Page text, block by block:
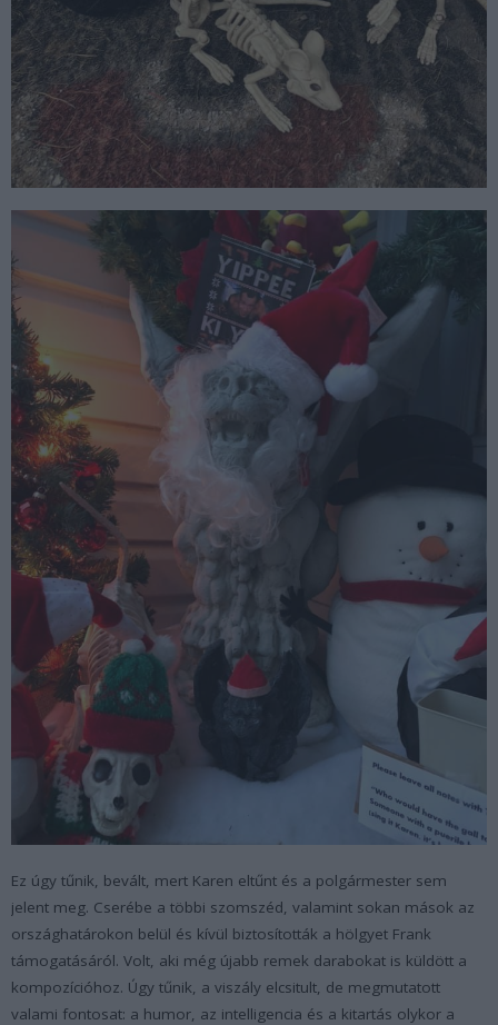
Ez úgy tűnik, bevált, mert Karen eltűnt és a polgármester sem
jelent meg. Cserébe a többi szomszéd, valamint sokan mások az
országhatárokon belül és kívül biztosították a hölgyet Frank
támogatásáról. Volt, aki még újabb remek darabokat is küldött a
kompozícióhoz. Úgy tűnik, a viszály elcsitult, de megmutatott
valami fontosat: a humor, az intelligencia és a kitartás olykor a